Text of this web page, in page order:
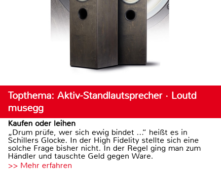
Topthema: Aktiv-Standlautsprecher · Loutd
musegg
Kaufen oder leihen
„Drum prüfe, wer sich ewig bindet ...“ heißt es in
Schillers Glocke. In der High Fidelity stellte sich eine
solche Frage bisher nicht. In der Regel ging man zum
Händler und tauschte Geld gegen Ware.
>> Mehr erfahren